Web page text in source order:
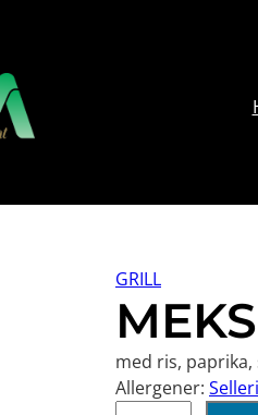
GRILL
med ris,
Allergener: Selleri